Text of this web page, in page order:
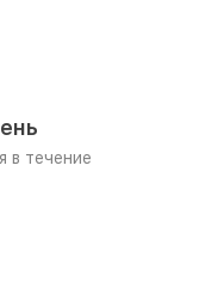
в течение